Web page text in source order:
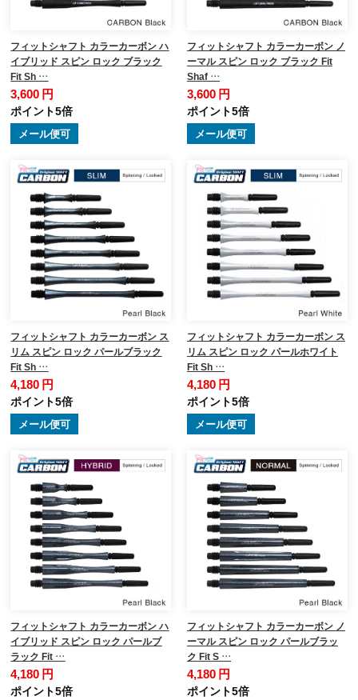
フィットシャフト カラーカーボン ハ
イブリッド スピン ロック ブラック
Fit Sh …
3,600 円
ポイント5倍
メール便可
フィットシャフト カラーカーボン ノ
ーマル スピン ロック ブラック Fit
Shaf …
3,600 円
ポイント5倍
メール便可
フィットシャフト カラーカーボン ス
リム スピン ロック パールブラック
Fit Sh …
4,180 円
ポイント5倍
メール便可
フィットシャフト カラーカーボン ス
リム スピン ロック パールホワイト
Fit Sh …
4,180 円
ポイント5倍
メール便可
フィットシャフト カラーカーボン ハ
イブリッド スピン ロック パールブ
ラック Fit …
4,180 円
ポイント5倍
フィットシャフト カラーカーボン ノ
ーマル スピン ロック パールブラッ
ク Fit S …
4,180 円
ポイント5倍